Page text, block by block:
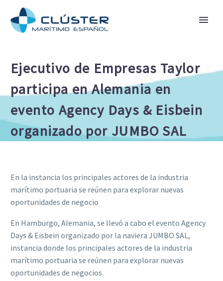
Ejecutivo de Empresas Taylor
participa en Alemania en
evento Agency Days & Eisbein
organizado por JUMBO SAL
En la instancia los principales actores de la industria
marítimo portuaria se reúnen para explorar nuevas
oportunidades de negocio
En Hamburgo, Alemania, se llevó a cabo el evento Agency
Days & Eisbein organizado por la naviera JUMBO SAL,
instancia donde los principales actores de la industria
marítimo portuaria se reúnen para explorar nuevas
oportunidades de negocios.